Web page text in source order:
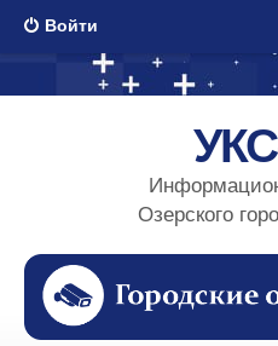
Войти
Озерского